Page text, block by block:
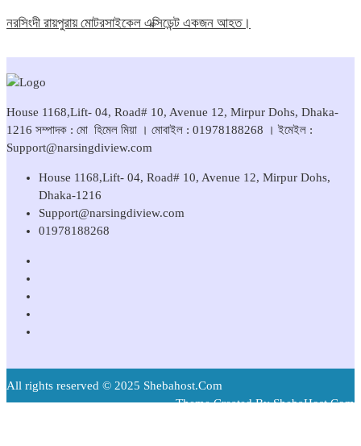
নরসিংদী রায়পুরায় মোটরসাইকেল এক্সিডেন্ট একজন আহত।
House 1168,Lift- 04, Road# 10, Avenue 12, Mirpur Dohs, Dhaka-
1216 সম্পাদক : মো হিমেল মিয়া । মোবাইল : 01978188268 । ইমেইল :
Support@narsingdiview.com
House 1168,Lift- 04, Road# 10, Avenue 12, Mirpur Dohs,
Dhaka-1216
Support@narsingdiview.com
01978188268
All rights reserved © 2025 Shebahost.Com
Theme Created By ShebaHost.Com